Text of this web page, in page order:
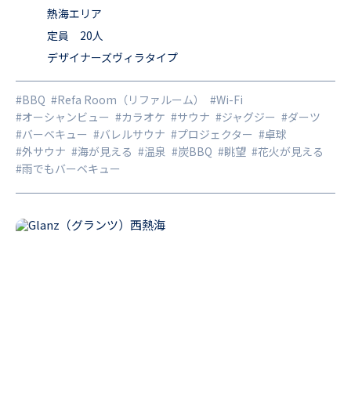
す。 飲料の販売始めました！各種クラフトビール、地ビー
ル、ご当地ワインなど ＜熱海海上花火大会2025年の日程は
下記＞ 春 2/21(金) 3/23(日) 4/20(日) 4/28(月) 5/31(土) 夏
7/25(金) 8/5(火) 8/8(金) 8/18(月) 8/25(月) 秋 9/15(月祝) 10/
13(月祝) 11/3(月祝) 冬 12/7(日) 時間／20:20～20:40（7月8
月のみ20:15～20:40）
熱海エリア
定員 20人
デザイナーズヴィラタイプ
#BBQ #Refa Room（リファルーム）
#Wi-Fi
#オーシャンビュー #カラオケ #サウナ #ジャグジー #ダーツ
#バーベキュー #バレルサウナ #プロジェクター #卓球
#外サウナ #海が見える #温泉 #炭BBQ #眺望 #花火が見える
#雨でもバーベキュー